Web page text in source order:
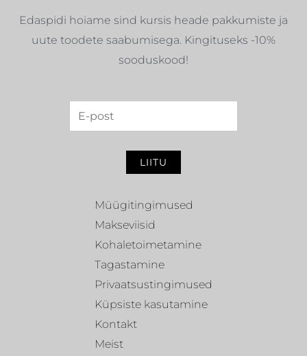
Edaspidi hoiame sind kursis heade pakkumiste ja
uute toodete saabumisega. Kingituseks -10%
sooduskood!
LIITU
Müügitingimused
Makseviisid
Kohaletoimetamine
Tagastamine
Privaatsustingimused
Küpsiste kasutamine
Kontakt
Meist